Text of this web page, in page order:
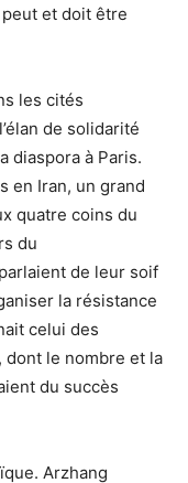
et doit être
les cités
de solidarité
diaspora à Paris.
en Iran, un grand
quatre coins du
du
de leur soif
la résistance
celui des
dont le nombre et la
du succès
Arzhang